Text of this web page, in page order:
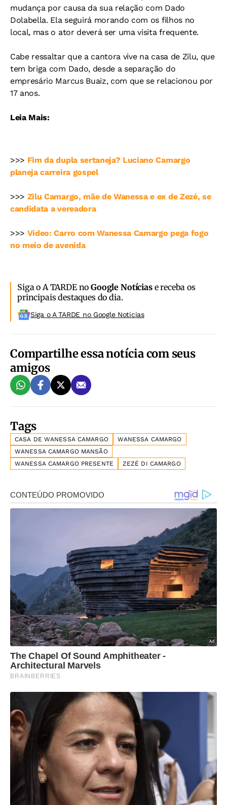
mudança por causa da sua relação com Dado
Dolabella. Ela seguirá morando com os filhos no
local, mas o ator deverá ser uma visita frequente.
Cabe ressaltar que a cantora vive na casa de Zilu, que
tem briga com Dado, desde a separação do
empresário Marcus Buaiz, com que se relacionou por
17 anos.
Leia Mais:
>>> Fim da dupla sertaneja? Luciano Camargo
planeja carreira gospel
>>> Zilu Camargo, mãe de Wanessa e ex de Zezé, se
candidata a vereadora
>>> Vídeo: Carro com Wanessa Camargo pega fogo
no meio de avenida
Siga o A TARDE noGoogle Notíciase receba os
principais destaques do dia.
Siga o A TARDE no Google Noticias
Compartilhe essa notícia com seus
amigos
Tags
CASA DE WANESSA CAMARGO
WANESSA CAMARGO
WANESSA CAMARGO MANSÃO
WANESSA CAMARGO PRESENTE
ZEZÉ DI CAMARGO